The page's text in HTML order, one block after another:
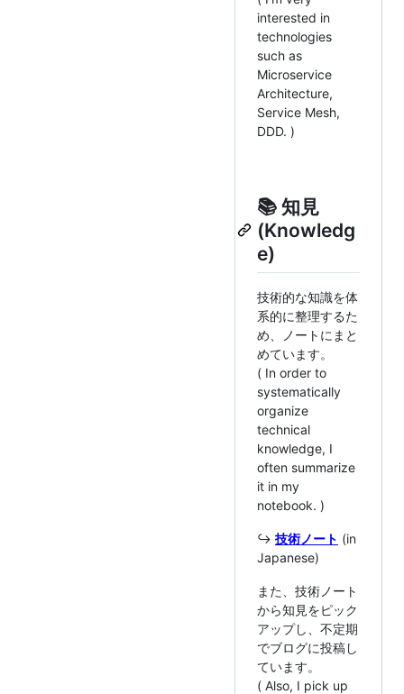
interested in
technologies
such as
Microservice
Architecture,
Service Mesh,
DDD. )
📚 知見
(Knowledg
e)
技術的な知識を体
系的に整理するた
め、ノートにまと
めています。
( In order to
systematically
organize
technical
knowledge, I
often summarize
it in my
notebook. )
↪️ 技術ノート (in
Japanese)
また、技術ノート
から知見をピック
アップし、不定期
でブログに投稿し
ています。
( Also, I pick up